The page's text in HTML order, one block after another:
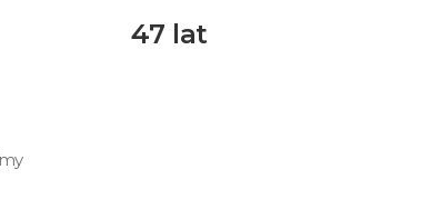
47 lat